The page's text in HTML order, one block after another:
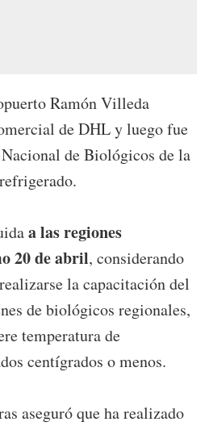
Ramón Villeda
de DHL y luego fue
de Biológicos de la
a las regiones
20 de abril, considerando
la capacitación del
de biológicos regionales,
temperatura de
centígrados o menos.
aseguró que ha realizado